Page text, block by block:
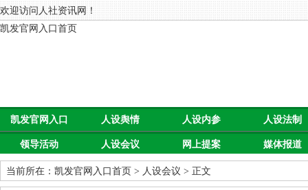
欢迎访问人社资讯网！
凯发官网入口首页
凯发官网入口
首页
人设舆情 人设内参 人设法制
领导活动 人设会议 网上提案 媒体报道
当前所在： 凯发官网入口首页 > 人设会议 > 正文